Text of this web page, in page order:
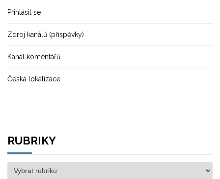
Přihlásit se
Zdroj kanálů (příspěvky)
Kanál komentářů
Česká lokalizace
RUBRIKY
Rubriky